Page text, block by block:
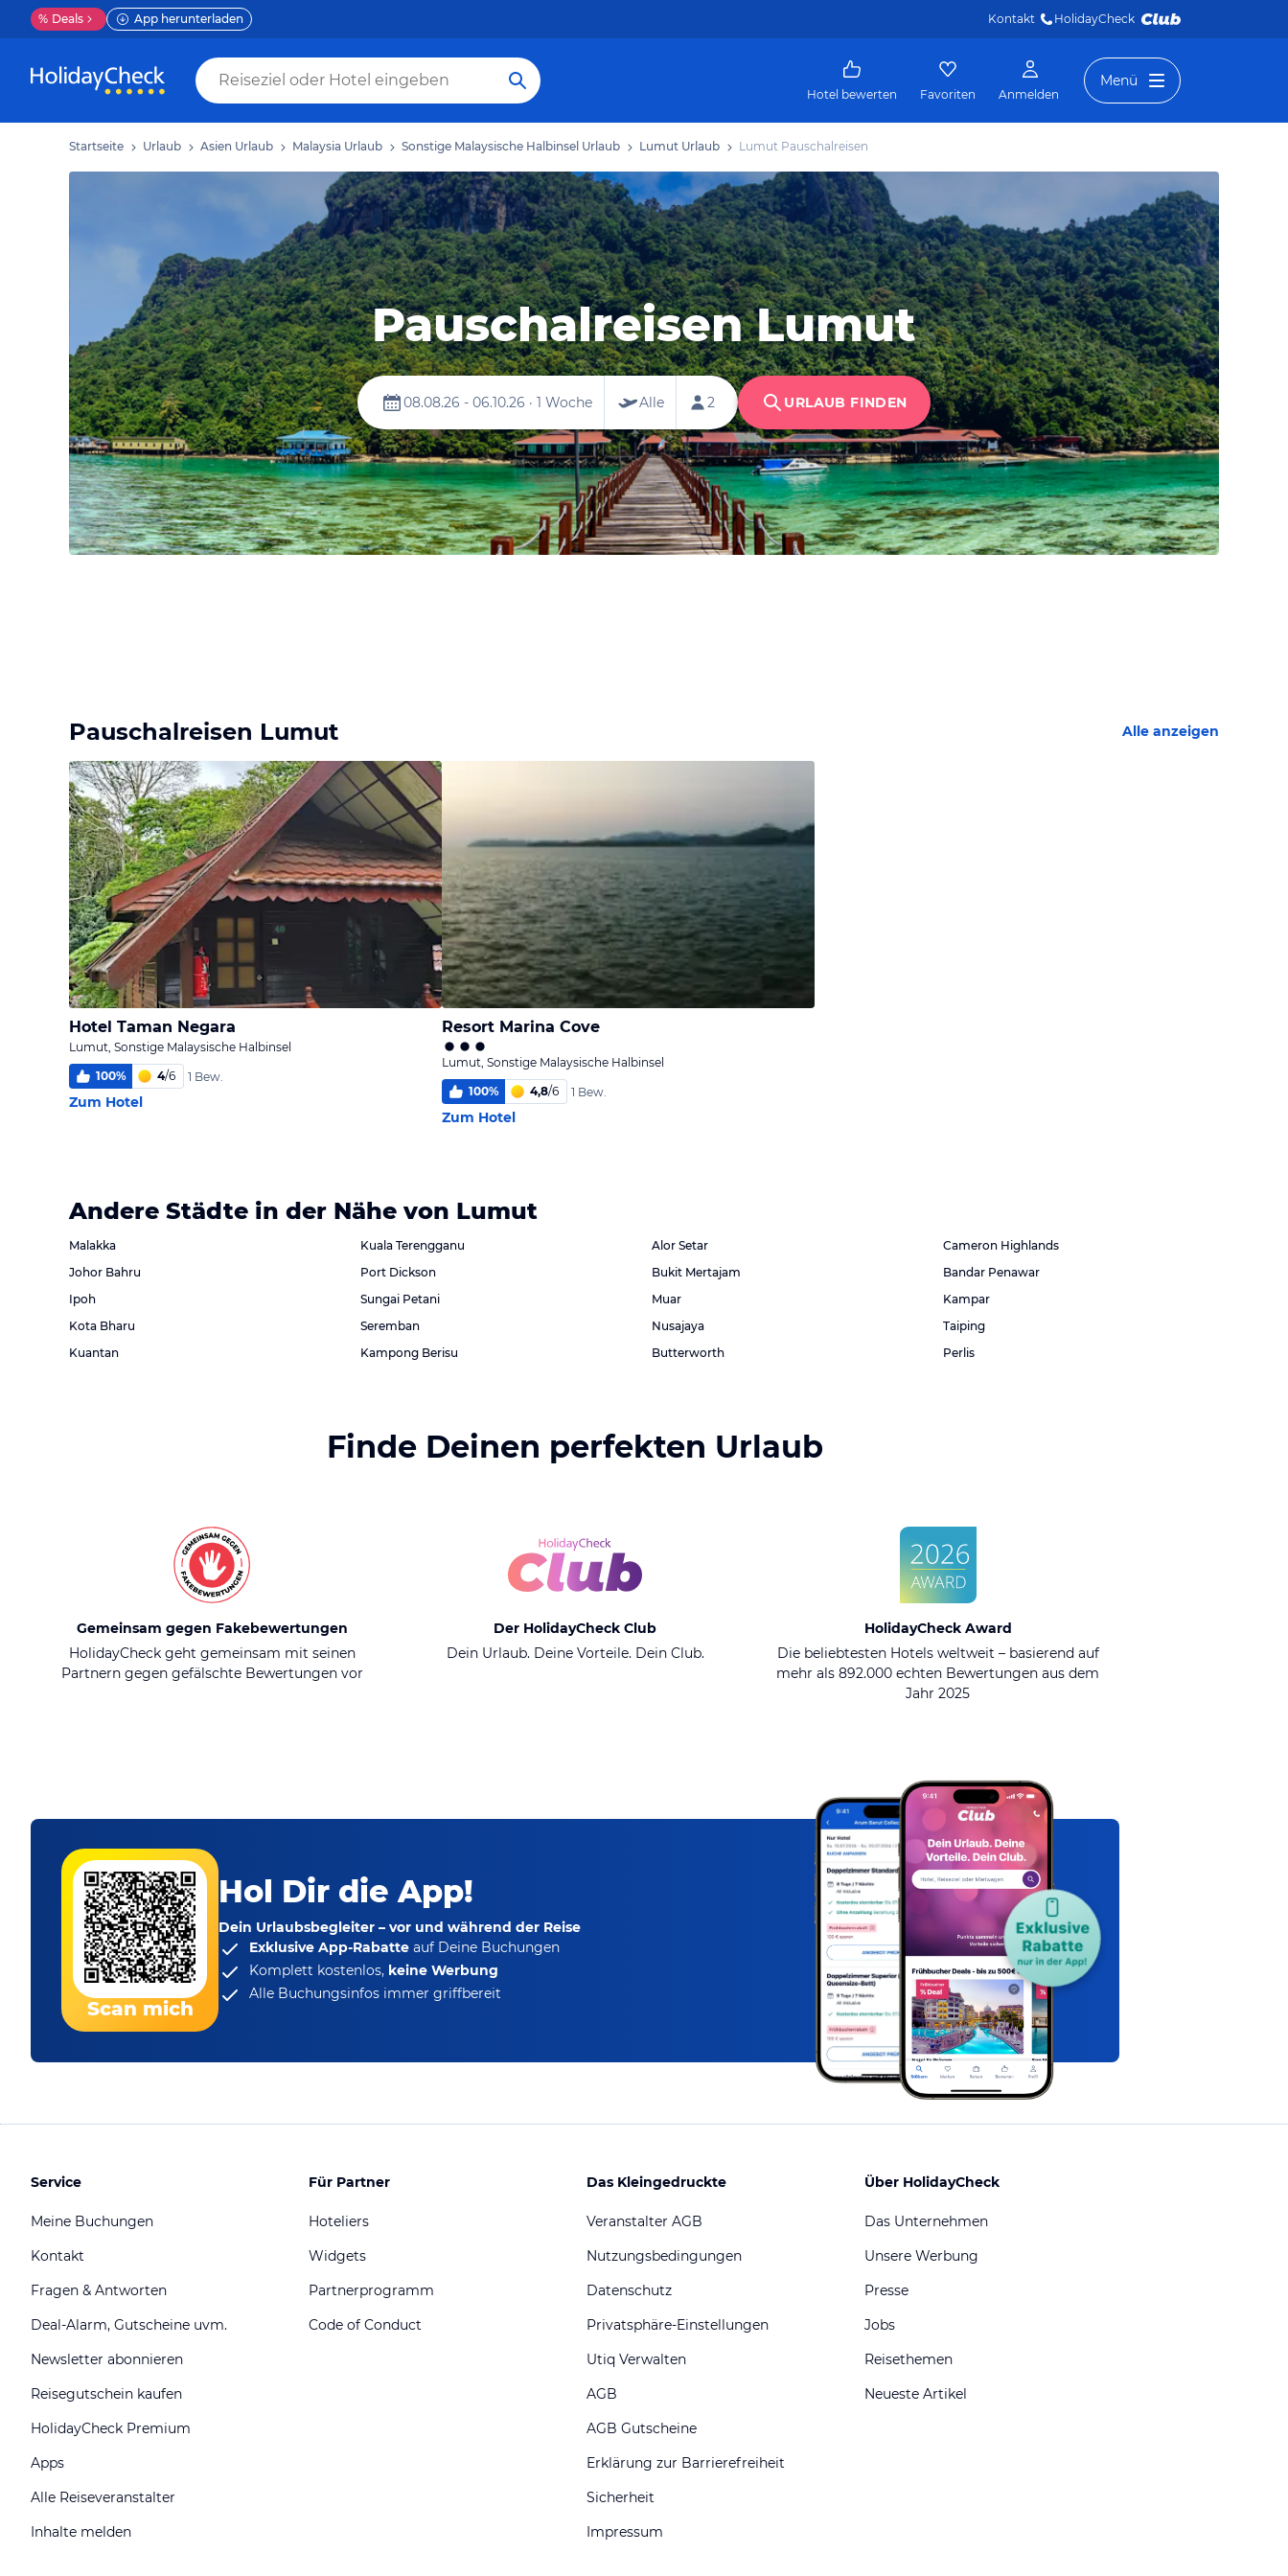
% Deals App herunterladen Kontakt HolidayCheck
Hotel bewerten Favoriten Anmelden
Menü
Startseite Urlaub Asien Urlaub Malaysia Urlaub Sonstige Malaysische Halbinsel Urlaub Lumut Urlaub Lumut Pauschalreisen
Pauschalreisen Lumut
Pauschalreisen Lumut Alle anzeigen
Hotel Taman Negara
Lumut, Sonstige Malaysische Halbinsel
100% 4/6 1 Bew.
Zum Hotel
Resort Marina Cove
Lumut, Sonstige Malaysische Halbinsel
100% 4,8/6 1 Bew.
Zum Hotel
Andere Städte in der Nähe von Lumut
Malakka
Johor Bahru
Ipoh
Kota Bharu
Kuantan
Kuala Terengganu
Port Dickson
Sungai Petani
Seremban
Kampong Berisu
Alor Setar
Bukit Mertajam
Muar
Nusajaya
Butterworth
Cameron Highlands
Bandar Penawar
Kampar
Taiping
Perlis
Finde Deinen perfekten Urlaub
Gemeinsam gegen Fakebewertungen
HolidayCheck geht gemeinsam mit seinen
Partnern gegen gefälschte Bewertungen vor
Der HolidayCheck Club
Dein Urlaub. Deine Vorteile. Dein Club.
HolidayCheck Award
Die beliebtesten Hotels weltweit – basierend auf
mehr als 892.000 echten Bewertungen aus dem
Jahr 2025
Scan mich
Hol Dir die App!
Dein Urlaubsbegleiter – vor und während der Reise
Exklusive App-Rabatte auf Deine Buchungen
Komplett kostenlos, keine Werbung
Alle Buchungsinfos immer griffbereit
Service
Meine Buchungen
Kontakt
Fragen & Antworten
Deal-Alarm, Gutscheine uvm.
Newsletter abonnieren
Reisegutschein kaufen
HolidayCheck Premium
Apps
Alle Reiseveranstalter
Inhalte melden
Für Partner
Hoteliers
Widgets
Partnerprogramm
Code of Conduct
Das Kleingedruckte
Veranstalter AGB
Nutzungsbedingungen
Datenschutz
Privatsphäre-Einstellungen
Utiq Verwalten
AGB
AGB Gutscheine
Erklärung zur Barrierefreiheit
Sicherheit
Impressum
Über HolidayCheck
Das Unternehmen
Unsere Werbung
Presse
Jobs
Reisethemen
Neueste Artikel